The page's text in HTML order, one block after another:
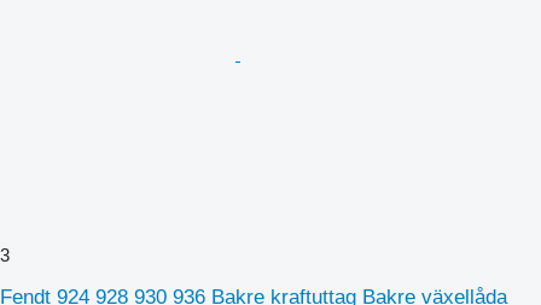
3
Fendt 924 928 930 936 Bakre kraftuttag Bakre växellåda